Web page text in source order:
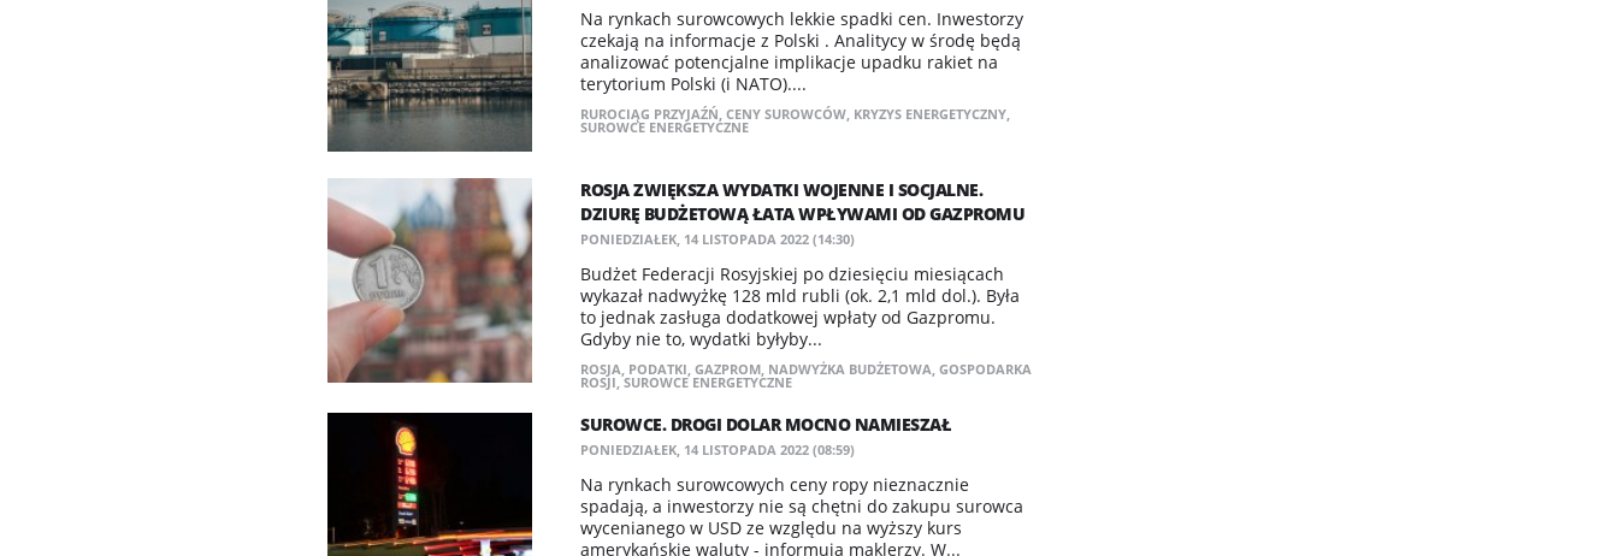
Na rynkach surowcowych lekkie spadki cen. Inwestorzy
czekają na informacje z Polski . Analitycy w środę będą
analizować potencjalne implikacje upadku rakiet na
terytorium Polski (i NATO)....
RUROCIĄG PRZYJAŹŃ, CENY SUROWCÓW, KRYZYS ENERGETYCZNY,
SUROWCE ENERGETYCZNE
ROSJA ZWIĘKSZA WYDATKI WOJENNE I SOCJALNE.
DZIURĘ BUDŻETOWĄ ŁATA WPŁYWAMI OD GAZPROMU
PONIEDZIAŁEK, 14 LISTOPADA 2022 (14:30)
Budżet Federacji Rosyjskiej po dziesięciu miesiącach
wykazał nadwyżkę 128 mld rubli (ok. 2,1 mld dol.). Była
to jednak zasługa dodatkowej wpłaty od Gazpromu.
Gdyby nie to, wydatki byłyby...
ROSJA, PODATKI, GAZPROM, NADWYŻKA BUDŻETOWA, GOSPODARKA
ROSJI,SUROWCE ENERGETYCZNE
SUROWCE. DROGI DOLAR MOCNO NAMIESZAŁ
PONIEDZIAŁEK, 14 LISTOPADA 2022 (08:59)
Na rynkach surowcowych ceny ropy nieznacznie
spadają, a inwestorzy nie są chętni do zakupu surowca
wycenianego w USD ze względu na wyższy kurs
amerykańskie waluty - informują maklerzy. W...